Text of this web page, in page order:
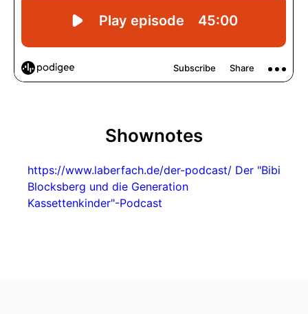
Shownotes
https://www.laberfach.de/der-podcast/ Der "Bibi
Blocksberg und die Generation
Kassettenkinder"-Podcast